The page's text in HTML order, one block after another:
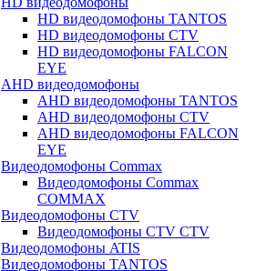
HD видеодомофоны TANTOS
HD видеодомофоны CTV
HD видеодомофоны FALCON
EYE
AHD видеодомофоны
AHD видеодомофоны TANTOS
AHD видеодомофоны CTV
AHD видеодомофоны FALCON
EYE
Видеодомофоны Commax
Видеодомофоны Commax
COMMAX
Видеодомофоны CTV
Видеодомофоны CTV CTV
Видеодомофоны ATIS
Видеодомофоны TANTOS